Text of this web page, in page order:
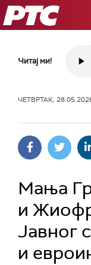
РТС
Читај ми!
ЧЕТВРТАК,
Мања
и
Јавног
и